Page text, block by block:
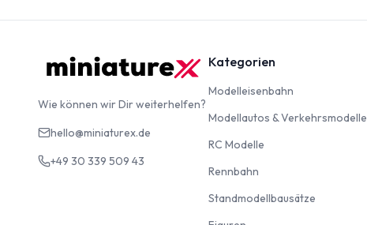
Wie können wir Dir weiterhelfen?
hello@miniaturex.de
+49 30 339 509 43
Kategorien
Modelleisenbahn
Modellautos & Verkehrsmodelle
RC Modelle
Rennbahn
Standmodellbausätze